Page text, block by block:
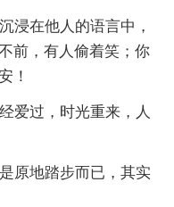
浸在他人的语言中，
前，有人偷着笑；你
！
爱过，时光重来，人
原地踏步而已，其实